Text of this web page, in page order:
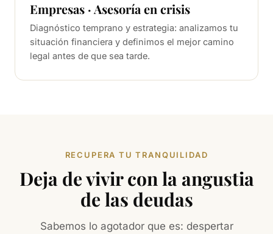
Empresas · Asesoría en crisis
Diagnóstico temprano y estrategia: analizamos tu
situación financiera y definimos el mejor camino
legal antes de que sea tarde.
RECUPERA TU TRANQUILIDAD
Deja de vivir con la angustia
de las deudas
Sabemos lo agotador que es: despertar